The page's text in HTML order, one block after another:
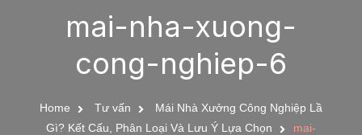
mai-nha-xuong-
cong-nghiep-6
Home Tư vấn
Mái Nhà Xưởng Công Nghiệp Lầ
Gì? Kết Cấu, Phân Loại Và Lưu Ý Lựa Chọn
mai-